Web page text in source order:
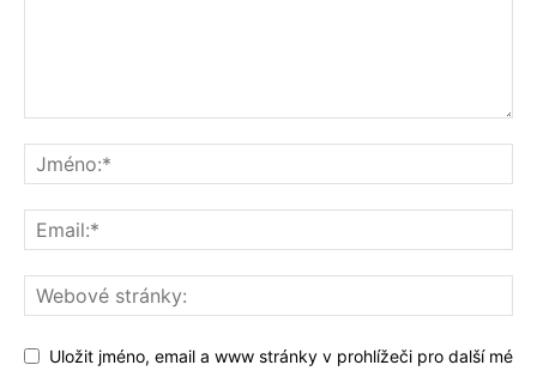
Uložit jméno, email a www stránky v prohlížeči pro další mé